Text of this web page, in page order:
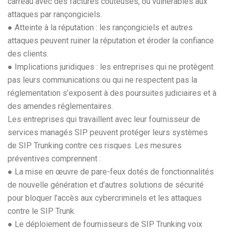
attaques par rançongiciels.
● Atteinte à la réputation : les rançongiciels et autres
attaques peuvent ruiner la réputation et éroder la confiance
des clients.
● Implications juridiques : les entreprises qui ne protègent
pas leurs communications ou qui ne respectent pas la
réglementation s’exposent à des poursuites judiciaires et à
des amendes réglementaires.
Les entreprises qui travaillent avec leur fournisseur de
services managés SIP peuvent protéger leurs systèmes
de SIP Trunking contre ces risques. Les mesures
préventives comprennent :
● La mise en œuvre de pare-feux dotés de fonctionnalités
de nouvelle génération et d’autres solutions de sécurité
pour bloquer l’accès aux cybercriminels et les attaques
contre le SIP Trunk.
● Le déploiement de fournisseurs de SIP Trunking voix